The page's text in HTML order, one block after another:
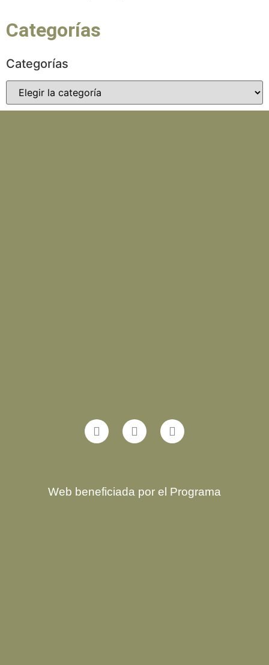
Categorías
Categorías
Web beneficiada por el Programa